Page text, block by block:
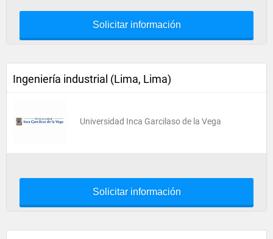
Solicitar información
Ingeniería industrial (Lima, Lima)
Universidad Inca Garcilaso de la Vega
Solicitar información